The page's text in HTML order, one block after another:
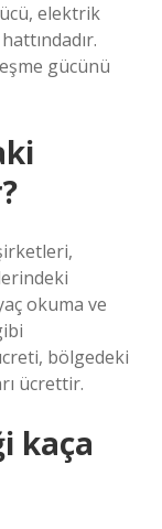
elektrik
gücünü
okuma ve
bölgedeki
ücrettir.
kaça